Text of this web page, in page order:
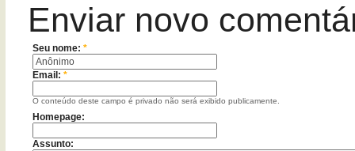
Enviar novo
Seu nome:*
Email:*
O conteúdo deste campo é privado não será exibido publicamente.
Homepage:
Assunto: